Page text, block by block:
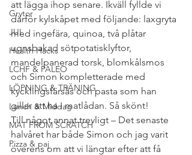
Grytor
JUL
Health Hacks
LCHF & PALEO
LÖPNING & TRÄNING
Lunch & Middag
MAT FROM SCRATCH
Pizza & paj
att lägga ihop senare. Ikväll fyllde vi
därför kylskåpet med följande: laxgryta
med ingefära, quinoa, två plåtar
ugnsbakad sötpotatisklyftor,
mandelpanerad torsk, blomkålsmos
och Simon kompletterade med
kycklingsfärsås och pasta som han
gillar att ha i matlådan. Så skönt!
Till något annat trevligt – Det senaste
halvåret har både Simon och jag varit
överens om att vi längtar efter att få